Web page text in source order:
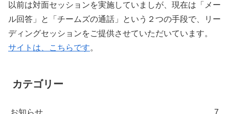
以前は対面セッションを実施していましが、現在は「メー
ル回答」と「チームズの通話」という２つの手段で、リー
ディングセッションをご提供させていただいています。
サイトは、こちらです。
カテゴリー
お知らせ 7